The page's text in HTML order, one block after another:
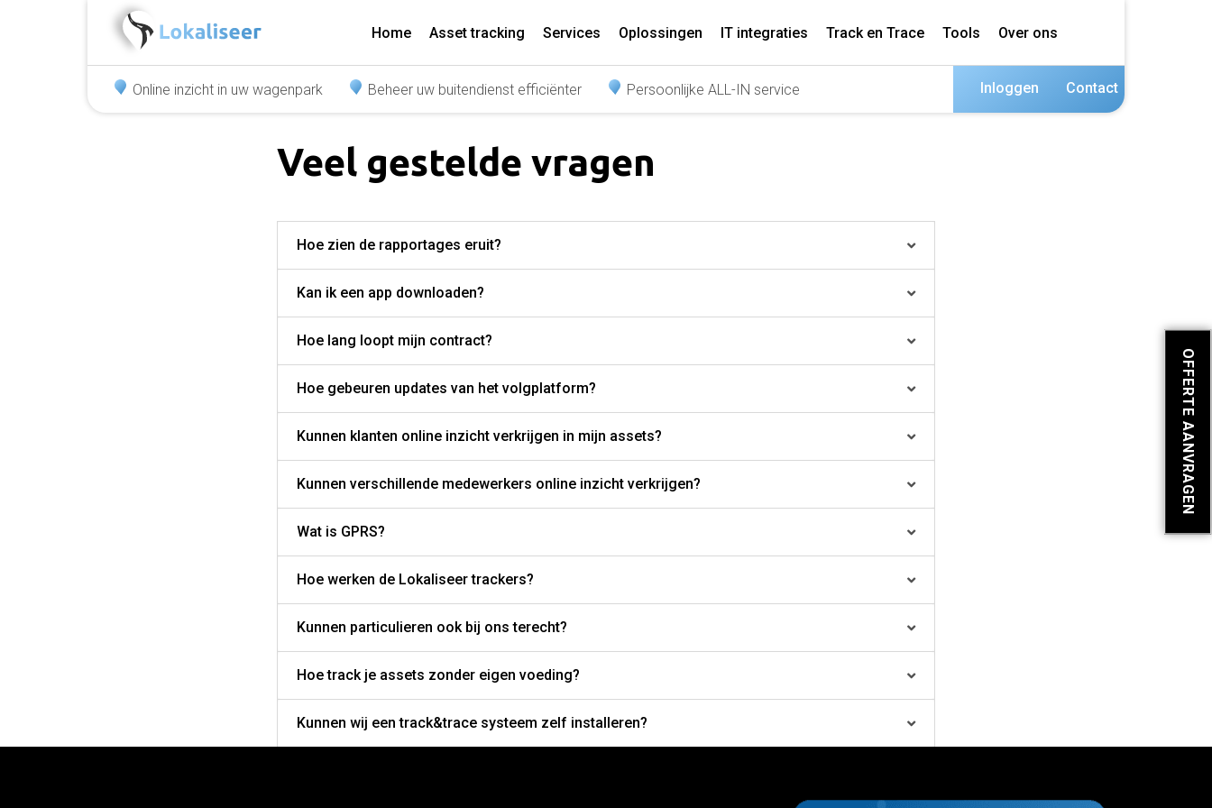
Home Asset tracking Services Oplossingen IT integraties Track en Trace Tools Over ons
Online inzicht in uw wagenpark Beheer uw buitendienst efficiënter Persoonlijke ALL-IN service Inloggen Contact
OFFERTE AANVRAGEN
Veel gestelde vragen
Hoe zien de rapportages eruit?
Kan ik een app downloaden?
Hoe lang loopt mijn contract?
Hoe gebeuren updates van het volgplatform?
Kunnen klanten online inzicht verkrijgen in mijn assets?
Kunnen verschillende medewerkers online inzicht verkrijgen?
Wat is GPRS?
Hoe werken de Lokaliseer trackers?
Kunnen particulieren ook bij ons terecht?
Hoe track je assets zonder eigen voeding?
Kunnen wij een track&trace systeem zelf installeren?